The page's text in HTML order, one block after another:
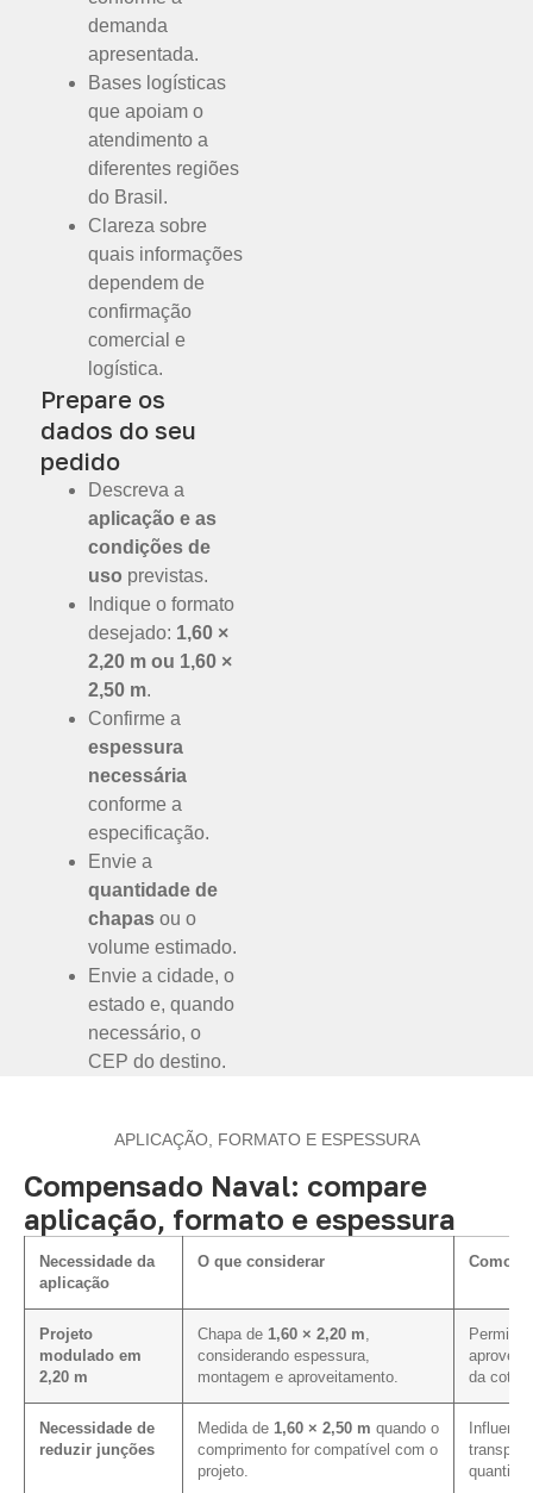
demanda
apresentada.
Bases logísticas
que apoiam o
atendimento a
diferentes regiões
do Brasil.
Clareza sobre
quais informações
dependem de
confirmação
comercial e
logística.
Prepare os
dados do seu
pedido
Descreva a
aplicação e as
condições de
uso previstas.
Indique o formato
desejado: 1,60 ×
2,20 m ou 1,60 ×
2,50 m.
Confirme a
espessura
necessária
conforme a
especificação.
Envie a
quantidade de
chapas ou o
volume estimado.
Envie a cidade, o
estado e, quando
necessário, o
CEP do destino.
APLICAÇÃO, FORMATO E ESPESSURA
Compensado Naval: compare
aplicação, formato e espessura
Necessidade da
aplicação
O que considerar Como
Projeto
modulado em
2,20 m
Chapa de 1,60 × 2,20 m
considerando espessura,
montagem e aproveitamento.
Permite
da
Necessidade de
reduzir junções
Medida de 1,60 × 2,50 m quando o
comprimento for compatível com o
projeto.